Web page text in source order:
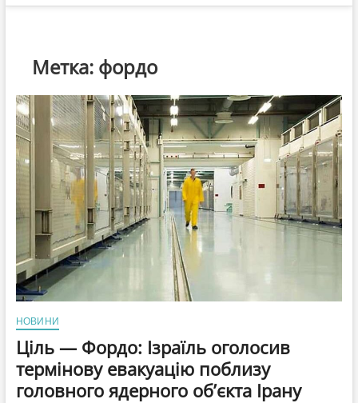
Метка: фордо
НОВИНИ
Ціль — Фордо: Ізраїль оголосив
термінову евакуацію поблизу
головного ядерного об’єкта Ірану